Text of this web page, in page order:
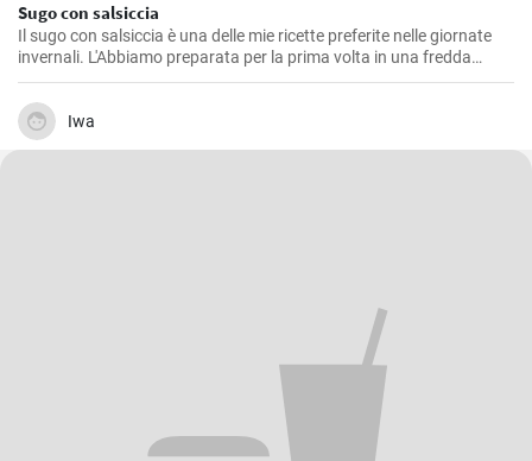
Sugo con salsiccia
Il sugo con salsiccia è una delle mie ricette preferite nelle giornate
invernali. L'Abbiamo preparata per la prima volta in una fredda
giornata d'inverno ed è da allora che rappresenta un classico nella
nostra famiglia. Il gustoso e corposo sapore della salsiccia si fonde
perfettamente con il pomodoro, creando un condimento delizioso
per la pasta. Il segreto è lasciare che il sugo cuocia lentamente, in
Iwa